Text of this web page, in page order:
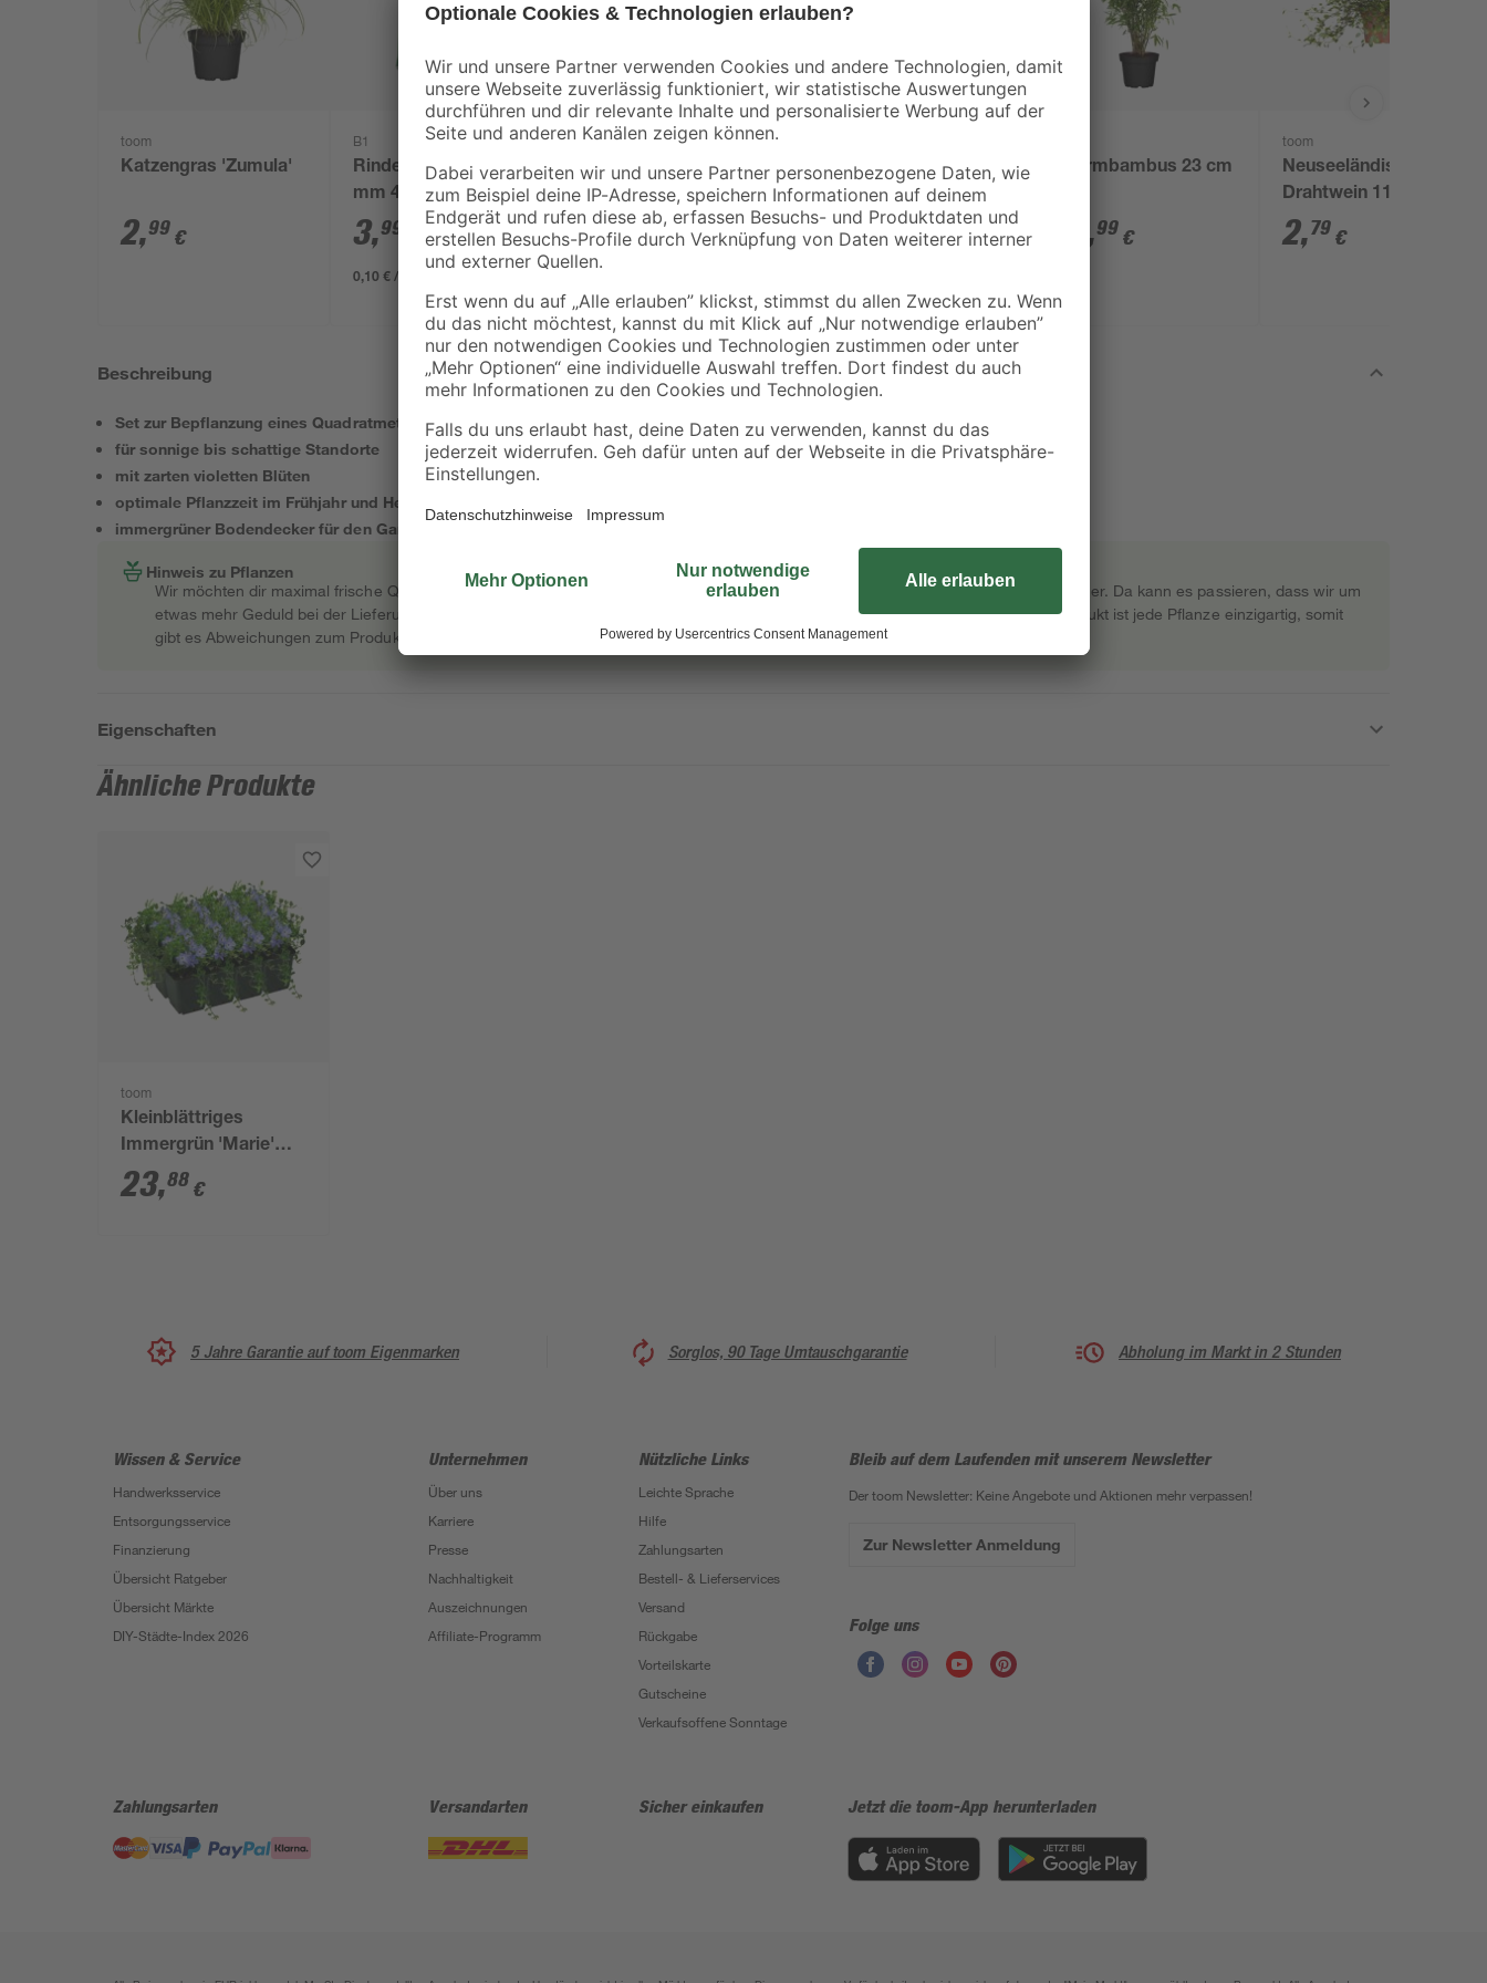
toom
Katzengras 'Zumula'
2,99 €
B1
Rindenmulch 0-40
mm 40 l
3,99
0,10 € / Liter
toom
Herbstpflanzen-Mix
'Purfleur' 6er-Tray
8,99 €
Herbstaster pink 13
cm Topf, 2er-Set
5,98 €
Schirmbambus 23 cm
,99 €
toom
Neuseeländischer
Drahtwein 11 cm Topf
2,79 €
Beschreibung
Set zur Bepflanzung eines Quadratmeters
für sonnige bis schattige Standorte
mit zarten violetten Blüten
optimale Pflanzzeit im Frühjahr und Herbst
immergrüner Bodendecker für den Garten
Hinweis zu Pflanzen
Wir möchten dir maximal frische Qualität garantieren. Deswegen ordern wir deine Pflanze erst nach der Bestellung direkt beim Gärtner. Da kann es passieren, dass wir um
etwas mehr Geduld bei der Lieferung bitten müssen. So kannst du dich über eine frische und gesunde Pflanze freuen! Als Naturprodukt ist jede Pflanze einzigartig, somit
gibt es Abweichungen zum Produktfoto.
Eigenschaften
Ähnliche Produkte
toom
Kleinblättriges
Immergrün 'Marie'
violett 9 cm Topf,
12er-Set
23,88 €
5 Jahre Garantie auf toom Eigenmarken Sorglos, 90 Tage Umtauschgarantie Abholung im Markt in 2 Stunden
Wissen & Service
Handwerksservice
Entsorgungsservice
Finanzierung
Übersicht Ratgeber
Übersicht Märkte
DIY-Städte-Index 2026
Unternehmen
Über uns
Karriere
Presse
Nachhaltigkeit
Auszeichnungen
Affiliate-Programm
Nützliche Links
Leichte Sprache
Hilfe
Zahlungsarten
Bestell- & Lieferservices
Versand
Rückgabe
Vorteilskarte
Gutscheine
Verkaufsoffene Sonntage
Bleib auf dem Laufenden mit unserem Newsletter
Der toom Newsletter: Keine Angebote und Aktionen mehr verpassen!
Zur Newsletter Anmeldung
Folge uns
Zahlungsarten Versandarten Sicher einkaufen Jetzt die toom-App herunterladen